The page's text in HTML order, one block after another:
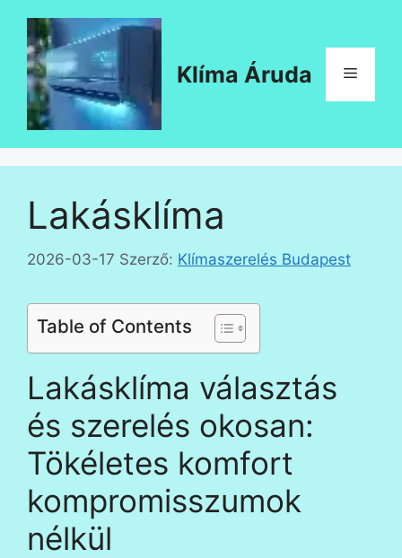
tartalomba
Klíma Áruda Menü
Lakásklíma
2026-03-17 Szerző: Klímaszerelés Budapest
Table of Contents
Lakásklíma választás
és szerelés okosan:
Tökéletes komfort
kompromisszumok
nélkül